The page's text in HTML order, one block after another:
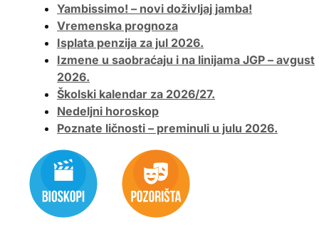
Yambissimo! – novi doživljaj jamba!
Vremenska prognoza
Isplata penzija za jul 2026.
Izmene u saobraćaju i na linijama JGP – avgust
2026.
Školski kalendar za 2026/27.
Nedeljni horoskop
Poznate ličnosti – preminuli u julu 2026.